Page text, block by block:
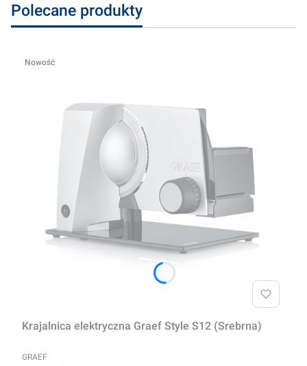
Polecane produkty
Nowość
Krajalnica elektryczna Graef Style S12 (Srebrna)
PRODUCENT
GRAEF